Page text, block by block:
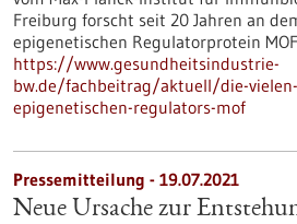
Freiburg forscht seit 20 Jahren an
epigenetischen Regulatorprotein
https://www.gesundheitsindustrie-
bw.de/fachbeitrag/aktuell/die-
epigenetischen-regulators-mof
Pressemitteilung - 19.07.2021
Neue Ursache zur